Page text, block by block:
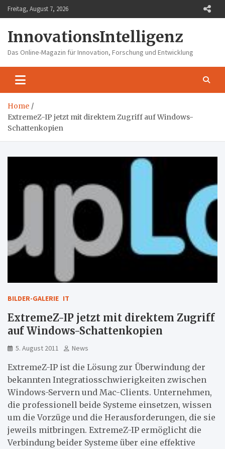
Skip
to
Freitag, August 7, 2026
InnovationsIntelligenz
Das Online-Magazin für Innovation, Forschung und Entwicklung
Home
ExtremeZ-IP jetzt mit direktem Zugriff auf Windows-
Schattenkopien
BILDER-GALERIE IT
ExtremeZ-IP jetzt mit direktem Zugriff
auf Windows-Schattenkopien
5. August 2011 News
ExtremeZ-IP ist die Lösung zur Überwindung der
bekannten Integratiosschwierigkeiten zwischen
Windows-Servern und Mac-Clients. Unternehmen,
die professionell beide Systeme einsetzen, wissen
um die Vorzüge und die Herausforderungen, die sie
jeweils mitbringen. ExtremeZ-IP ermöglicht die
Verbindung beider Systeme über eine effektive